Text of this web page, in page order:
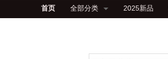
首页 全部分类 2025新品